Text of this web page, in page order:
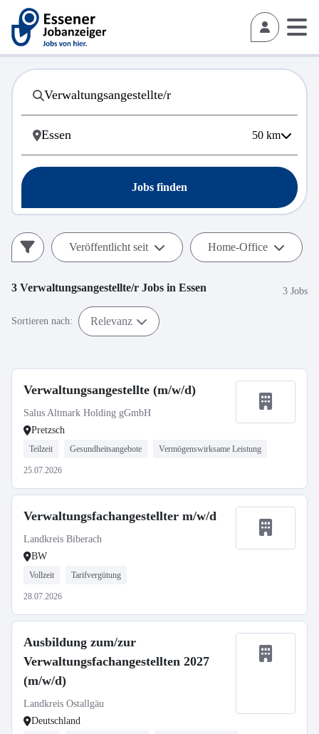
50 km
Jobs finden
Veröffentlicht seit Home-Office
3 Verwaltungsangestellte/r Jobs in Essen 3 Jobs
Sortieren nach: Relevanz
Verwaltungsangestellte (m/w/d)
Salus Altmark Holding gGmbH
Pretzsch
Teilzeit Gesundheitsangebote Vermögenswirksame Leistung
25.07.2026
Verwaltungsfachangestellter m/w/d
Landkreis Biberach
BW
Vollzeit Tarifvergütung
28.07.2026
Ausbildung zum/zur
Verwaltungsfachangestellten 2027
(m/w/d)
Landkreis Ostallgäu
Deutschland